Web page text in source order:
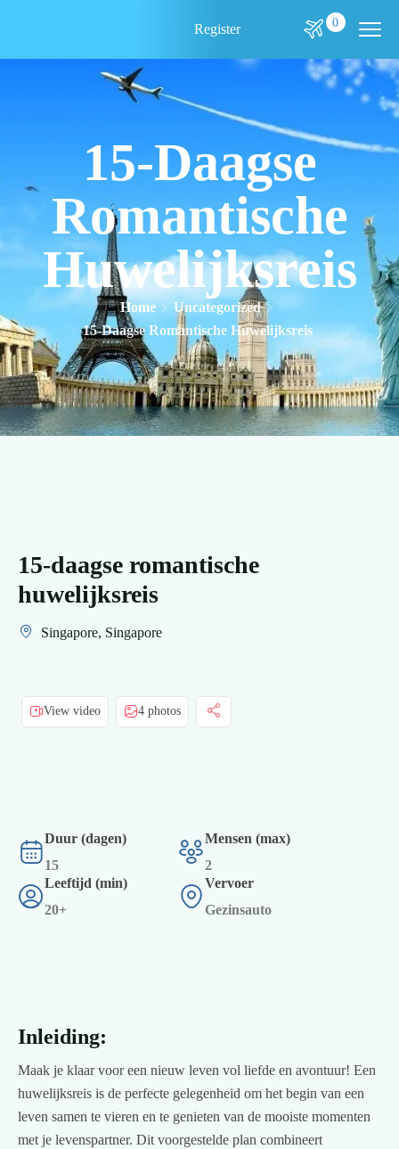
Register 0
15-Daagse
Romantische
Huwelijksreis
Home
Uncategorized
15-Daagse Romantische Huwelijksreis
15-daagse romantische
huwelijksreis
Singapore, Singapore
View video 4 photos
Duur (dagen)
15
Mensen (max)
2
Leeftijd (min)
20+
Vervoer
Gezinsauto
Inleiding:
Maak je klaar voor een nieuw leven vol liefde en avontuur! Een
huwelijksreis is de perfecte gelegenheid om het begin van een
leven samen te vieren en te genieten van de mooiste momenten
met je levenspartner. Dit voorgestelde plan combineert